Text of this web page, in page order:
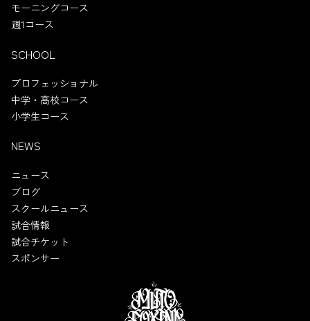
モーニングコース
週1コース
SCHOOL
プロフェッショナル
中学・高校コース
小学生コース
NEWS
ニュース
ブログ
スクールニュース
試合情報
試合チケット
スポンサー